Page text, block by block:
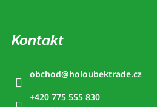
Kontakt
obchod@holoubektrade.cz
+420 775 555 830